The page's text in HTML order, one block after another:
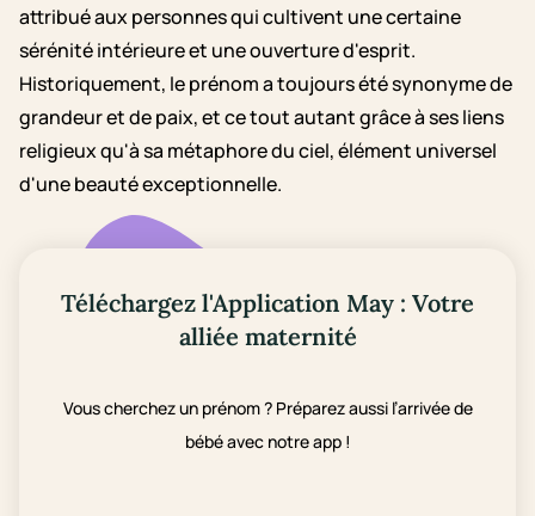
attribué aux personnes qui cultivent une certaine
sérénité intérieure et une ouverture d'esprit.
Historiquement, le prénom a toujours été synonyme de
grandeur et de paix, et ce tout autant grâce à ses liens
religieux qu'à sa métaphore du ciel, élément universel
d'une beauté exceptionnelle.
Téléchargez l'Application May : Votre
alliée maternité
Vous cherchez un prénom ? Préparez aussi l’arrivée de
bébé avec notre app !